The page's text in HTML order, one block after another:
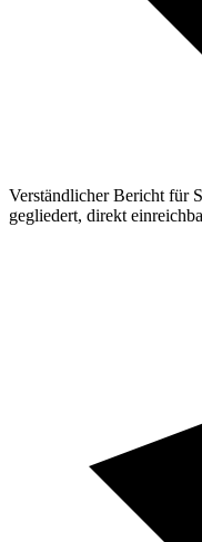
Verständlicher Bericht für
gegliedert, direkt